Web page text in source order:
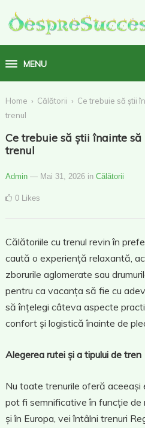
MENU
Home › Călătorii › Ce trebuie să știi
trenul
Ce trebuie să știi înainte
trenul
Admin — Mai 31, 2026 in Călătorii
0 Likes
Călătoriile cu trenul revin în
caută o experiență relaxantă,
zborurile aglomerate sau
pentru ca vacanța să fie cu
să înțelegi câteva aspecte
confort și logistică înainte de
Alegerea rutei și a tipului de tren
Nu toate trenurile oferă
pot fi semnificative în funcție de
și în Europa, vei întâlni trenuri